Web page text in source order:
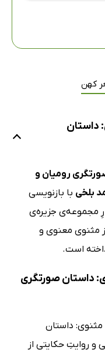
کهن
داستان
رومیان و
بلخی با بازنویسی
مجموعه‌ی جزیره‌ی
مثنوی معنوی و
است.
داستان صورتگری
داستان
و روایتِ حکایتی از